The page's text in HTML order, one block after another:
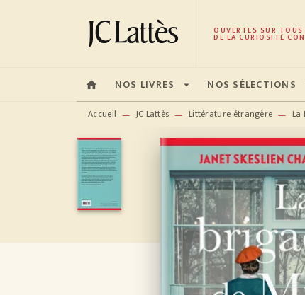
MENU RECHERCHE CONTENU
OUVERTES SUR
DE LA CURIOSITÉ
home NOS LIVRES arrow_drop_down NOS SÉLECTIONS
Accueil — JC Lattès — Littérature étrangère — La